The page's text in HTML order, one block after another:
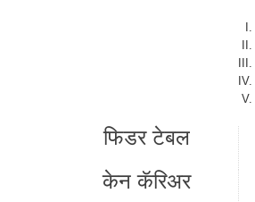
फिडर टेबल
केन कॅरिअर